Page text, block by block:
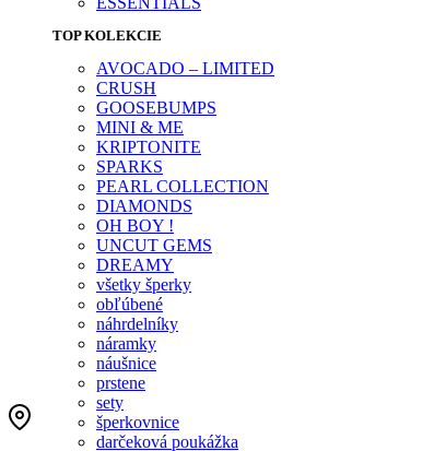
TOP KOLEKCIE
AVOCADO – LIMITED
CRUSH
GOOSEBUMPS
MINI & ME
KRIPTONITE
SPARKS
PEARL COLLECTION
DIAMONDS
OH BOY !
UNCUT GEMS
DREAMY
všetky šperky
obľúbené
náhrdelníky
náramky
náušnice
prstene
sety
šperkovnice
darčeková poukážka